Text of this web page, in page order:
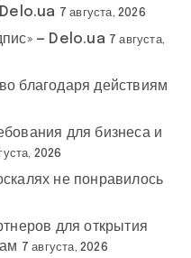
7 августа, 2026
— Delo.ua 7 августа,
благодаря действиям
для бизнеса и
2026
не понравилось
для открытия
7 августа, 2026